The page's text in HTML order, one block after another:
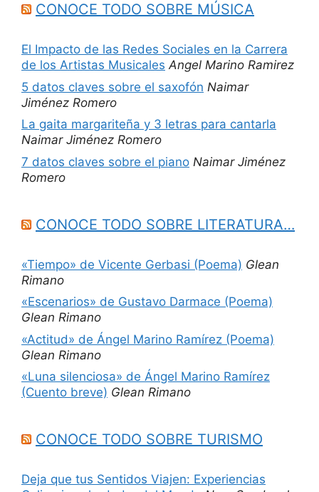
CONOCE TODO SOBRE MÚSICA
El Impacto de las Redes Sociales en la Carrera
de los Artistas Musicales Angel Marino Ramirez
5 datos claves sobre el saxofón Naimar
Jiménez Romero
La gaita margariteña y 3 letras para cantarla
Naimar Jiménez Romero
7 datos claves sobre el piano Naimar Jiménez
Romero
CONOCE TODO SOBRE LITERATURA…
«Tiempo» de Vicente Gerbasi (Poema) Glean
Rimano
«Escenarios» de Gustavo Darmace (Poema)
Glean Rimano
«Actitud» de Ángel Marino Ramírez (Poema)
Glean Rimano
«Luna silenciosa» de Ángel Marino Ramírez
(Cuento breve) Glean Rimano
CONOCE TODO SOBRE TURISMO
Deja que tus Sentidos Viajen: Experiencias